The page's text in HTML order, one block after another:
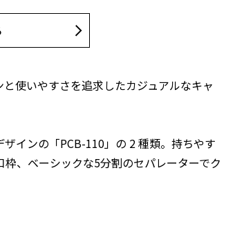
使いやすさを追求したカジュアルなキャ
インの「PCB-110」の 2 種類。持ちやす
、ベーシックな5分割のセパレーターでク